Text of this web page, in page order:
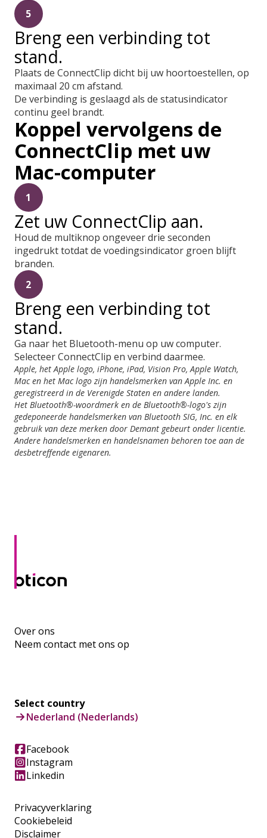
5
Breng een verbinding tot
stand.
Plaats de ConnectClip dicht bij uw hoortoestellen, op
maximaal 20 cm afstand.
De verbinding is geslaagd als de statusindicator
continu geel brandt.
Koppel vervolgens de
ConnectClip met uw
Mac-computer
1
Zet uw ConnectClip aan.
Houd de multiknop ongeveer drie seconden
ingedrukt totdat de voedingsindicator groen blijft
branden.
2
Breng een verbinding tot
stand.
Ga naar het Bluetooth-menu op uw computer.
Selecteer ConnectClip en verbind daarmee.
Apple, het Apple logo, iPhone, iPad, Vision Pro, Apple Watch,
Mac en het Mac logo zijn handelsmerken van Apple Inc. en
geregistreerd in de Verenigde Staten en andere landen.
Het Bluetooth®-woordmerk en de Bluetooth®-logo's zijn
gedeponeerde handelsmerken van Bluetooth SIG, Inc. en elk
gebruik van deze merken door Demant gebeurt onder licentie.
Andere handelsmerken en handelsnamen behoren toe aan de
desbetreffende eigenaren.
Over ons
Neem contact met ons op
Privacyverklaring
Cookiebeleid
Disclaimer
Select country
Nederland (Nederlands)
Facebook
Instagram
Linkedin